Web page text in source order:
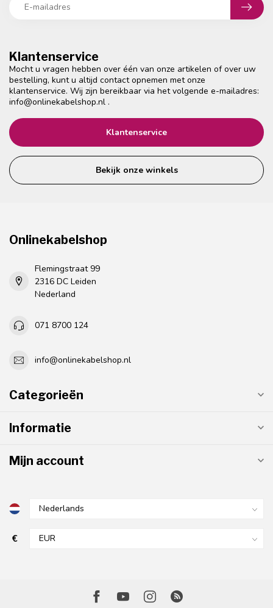
Klantenservice
Mocht u vragen hebben over één van onze artikelen of over uw
bestelling, kunt u altijd contact opnemen met onze
klantenservice. Wij zijn bereikbaar via het volgende e-mailadres:
info@onlinekabelshop.nl .
Klantenservice
Bekijk onze winkels
Onlinekabelshop
Flemingstraat 99
2316 DC Leiden
Nederland
071 8700 124
info@onlinekabelshop.nl
Categorieën
Informatie
Mijn account
€